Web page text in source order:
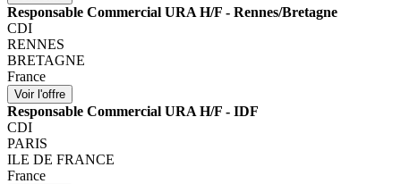
Responsable Commercial URA H/F - Rennes/Bretagne
CDI
RENNES
BRETAGNE
France
Responsable Commercial URA H/F - IDF
CDI
PARIS
ILE DE FRANCE
France